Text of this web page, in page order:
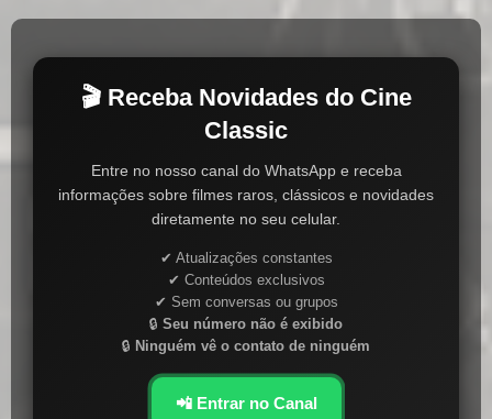
🎬 Receba Novidades do Cine
Classic
Entre no nosso canal do WhatsApp e receba
informações sobre filmes raros, clássicos e novidades
diretamente no seu celular.
✔ Atualizações constantes
✔ Conteúdos exclusivos
✔ Sem conversas ou grupos
🔒 Seu número não é exibido
🔒 Ninguém vê o contato de ninguém
📲 Entrar no Canal